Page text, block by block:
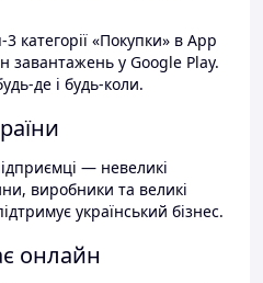
категорії «Покупки» в App
завантажень у Google Play.
де і будь-коли.
— невеликі
виробники та великі
український бізнес.
онлайн